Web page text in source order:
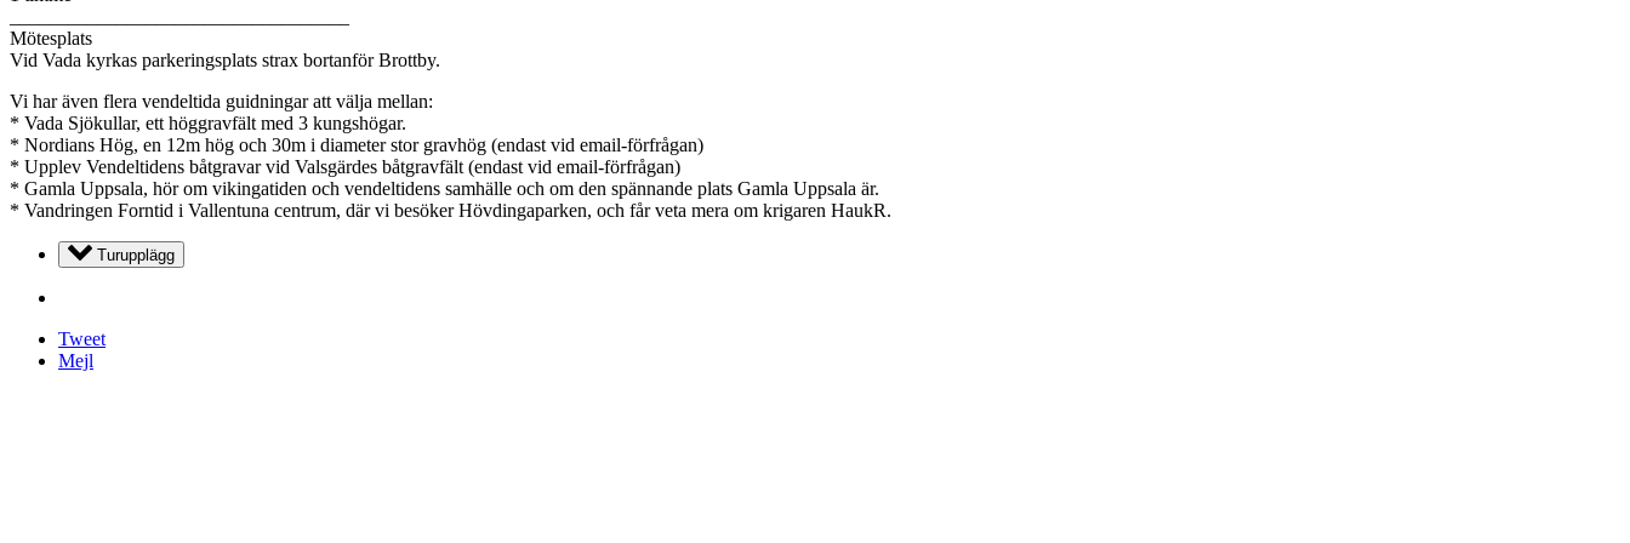
Mötesplats
Vid Vada kyrkas parkeringsplats strax bortanför Brottby.
Vi har även flera vendeltida guidningar att välja mellan:
* Vada Sjökullar, ett höggravfält med 3 kungshögar.
* Nordians Hög, en 12m hög och 30m i diameter stor gravhög (endast vid email-förfrågan)
* Upplev Vendeltidens båtgravar vid Valsgärdes båtgravfält (endast vid email-förfrågan)
* Gamla Uppsala, hör om vikingatiden och vendeltidens samhälle och om den spännande plats Gamla Uppsala är.
* Vandringen Forntid i Vallentuna centrum, där vi besöker Hövdingaparken, och får veta mera om krigaren HaukR.
Turupplägg
Tweet
Mejl